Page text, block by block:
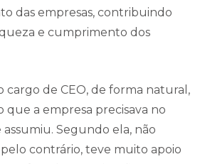
das empresas, contribuindo
e cumprimento dos
cargo de CEO, de forma natural,
que a empresa precisava no
Segundo ela, não
contrário, teve muito apoio